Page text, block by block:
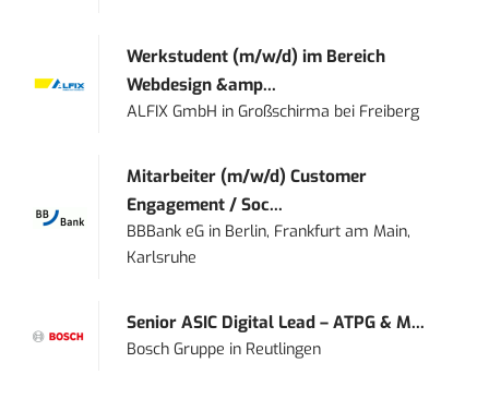
Werkstudent (m/w/d) im Bereich
Webdesign &amp...
ALFIX GmbH inGroßschirma bei Freiberg
Mitarbeiter (m/w/d) Customer
Engagement / Soc...
BBBank eG in Berlin, Frankfurt am Main,
Karlsruhe
Senior ASIC Digital Lead – ATPG & M...
Bosch Gruppe in Reutlingen